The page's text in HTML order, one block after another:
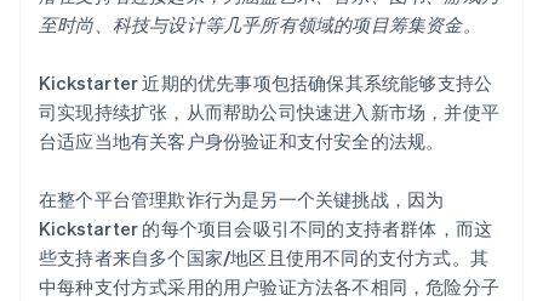
至时尚、科技与设计等几乎所有领域的项目筹集资金。
Kickstarter 近期的优先事项包括确保其系统能够支持公
司实现持续扩张，从而帮助公司快速进入新市场，并使平
台适应当地有关客户身份验证和支付安全的法规。
在整个平台管理欺诈行为是另一个关键挑战，因为
Kickstarter 的每个项目会吸引不同的支持者群体，而这
些支持者来自多个国家/地区且使用不同的支付方式。其
中每种支付方式采用的用户验证方法各不相同，危险分子